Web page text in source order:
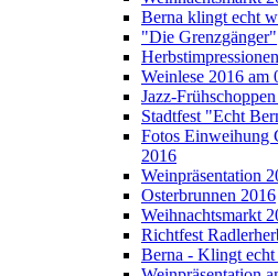
Berna klingt echt
"Die Grenzgänger"
Weinlese 2016 am
Jazz-
Stadtfest "Echt
Fotos Einweihung
2016
Weinpräsentation
Osterbrunnen 2016
Weihnachtsmarkt
Richtfest
Berna - Klingt echt